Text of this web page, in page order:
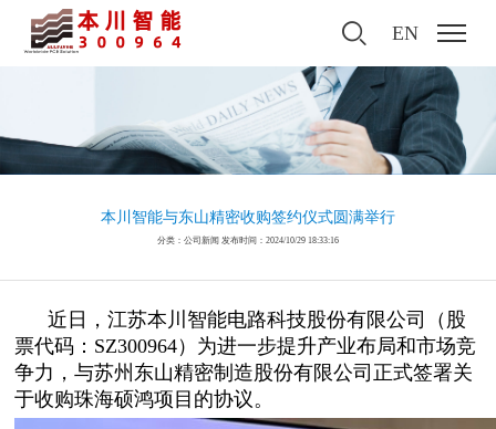
EN
本川智能与东山精密收购签约仪式圆满举行
分类：公司新闻 发布时间：2024/10/29 18:33:16
近日，江苏本川智能电路科技股份有限公司（股
票代码：SZ300964）为进一步提升产业布局和市场竞
争力，与苏州东山精密制造股份有限公司正式签署关
于收购珠海硕鸿项目的协议。